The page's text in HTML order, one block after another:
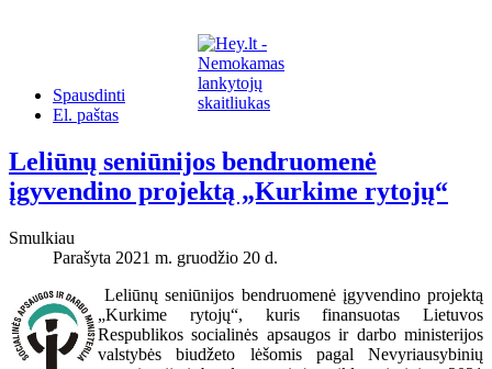
Spausdinti
El. paštas
Leliūnų seniūnijos bendruomenė
įgyvendino projektą „Kurkime rytojų“
Smulkiau
Parašyta 2021 m. gruodžio 20 d.
Leliūnų seniūnijos bendruomenė įgyvendino projektą
„Kurkime rytojų“, kuris finansuotas Lietuvos
Respublikos socialinės apsaugos ir darbo ministerijos
valstybės biudžeto lėšomis pagal Nevyriausybinių